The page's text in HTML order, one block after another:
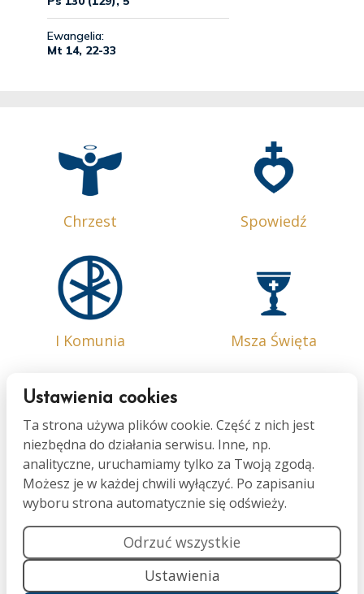
Chrzest Spowiedź
I Komunia Msza Święta
Bierzmowanie Małżeństwo
Ustawienia cookies
Ta strona używa plików cookie. Część z nich jest
niezbędna do działania serwisu. Inne, np.
analityczne, uruchamiamy tylko za Twoją zgodą.
Możesz je w każdej chwili wyłączyć. Po zapisaniu
wyboru strona automatycznie się odświeży.
Odrzuć wszystkie
Ustawienia